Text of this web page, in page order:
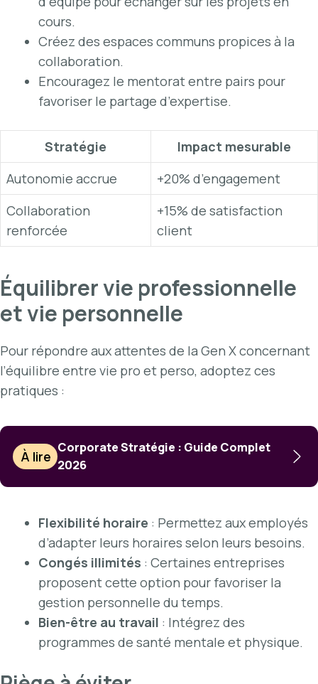
cours.
Créez des espaces communs propices à la
collaboration.
Encouragez le mentorat entre pairs pour
favoriser le partage d’expertise.
Stratégie
Impact mesurable
Autonomie accrue
+20% d’engagement
Collaboration
renforcée
+15% de satisfaction
client
Équilibrer vie professionnelle
et vie personnelle
Pour répondre aux attentes de la Gen X concernant
l’équilibre entre vie pro et perso, adoptez ces
pratiques :
À lire
Corporate Stratégie : Guide Complet
2026
Flexibilité horaire : Permettez aux employés
d’adapter leurs horaires selon leurs besoins.
Congés illimités : Certaines entreprises
proposent cette option pour favoriser la
gestion personnelle du temps.
Bien-être au travail : Intégrez des
programmes de santé mentale et physique.